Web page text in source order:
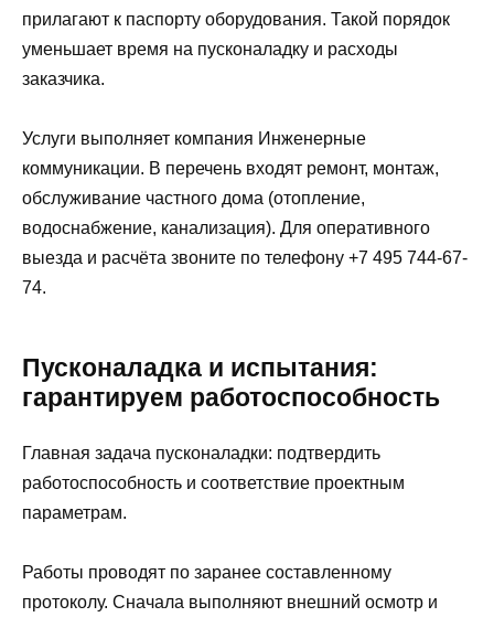
прилагают к паспорту оборудования. Такой порядок
уменьшает время на пусконаладку и расходы
заказчика.
Услуги выполняет компания Инженерные
коммуникации. В перечень входят ремонт, монтаж,
обслуживание частного дома (отопление,
водоснабжение, канализация). Для оперативного
выезда и расчёта звоните по телефону +7 495 744-67-
74.
Пусконаладка и испытания:
гарантируем работоспособность
Главная задача пусконаладки: подтвердить
работоспособность и соответствие проектным
параметрам.
Работы проводят по заранее составленному
протоколу. Сначала выполняют внешний осмотр и